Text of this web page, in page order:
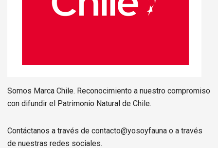
Somos Marca Chile. Reconocimiento a nuestro compromiso
con difundir el Patrimonio Natural de Chile.
Contáctanos a través de contacto@yosoyfauna o a través
de nuestras redes sociales.